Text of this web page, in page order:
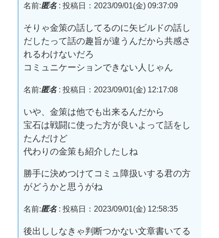
名前:匿名: 投稿日：2023/09/01(金) 09:37:09
そりゃ金策の話してるのに矢ビルドの話し
だしたって話の趣旨が違うんだから共感さ
れるわけないだろ
コミュニケーションできない人じゃん
名前:匿名: 投稿日：2023/09/01(金) 12:17:08
いや、金策は他でも出来るんだから
宝石は戦闘に使った方が良いよって話をし
たんだけど
代わりの金策も紹介したしね
勝手に決めつけてコミュ障扱いする君の方
がどうかと思うがね
名前:匿名: 投稿日：2023/09/01(金) 12:58:35
後出ししなきゃ判断つかない文章書いてる